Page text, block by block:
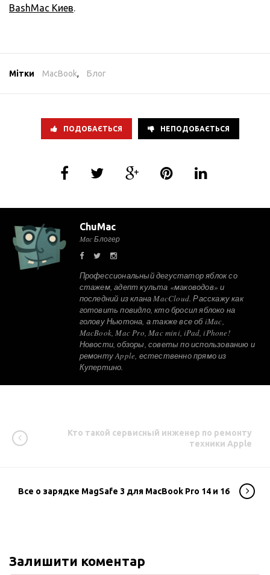
BashMac Киев.
Мітки MacBook, Блог
ПОДОБАЄТЬСЯ НЕПОДОБАЄТЬСЯ
ChuMac
Mac Блогер
Профессиональный дегустатор яблок со
стажем, адепт культа «маководов» и
последний из клана MacCloud. Расскажу как
готовить повидло, кто бросил яблоко на
голову Ньютона, а также все об iMac,
MacBook, Mac Pro, Mac mini, iPad, iPhone!
Новости, обзоры, советы по использованию и
ремонту Apple, естественно прямо из
Купертино.
Кто такой сервисный инженер по ремонту
техники Apple
Все о зарядке MagSafe 3 для MacBook Pro 14 и 16
Залишити коментар